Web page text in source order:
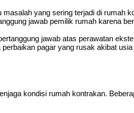
masalah yang sering terjadi di rumah
jawab pemilik rumah karena
jawab atas perawatan
pagar yang rusak akibat
kondisi rumah kontrakan.